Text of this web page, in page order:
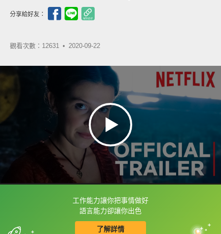
分享給好友：
觀看次數：12631 • 2020-09-22
工作能力讓你把事情做好
語言能力卻讓你出色
了解詳情
框選或點兩下字幕可以直接查字典喔！